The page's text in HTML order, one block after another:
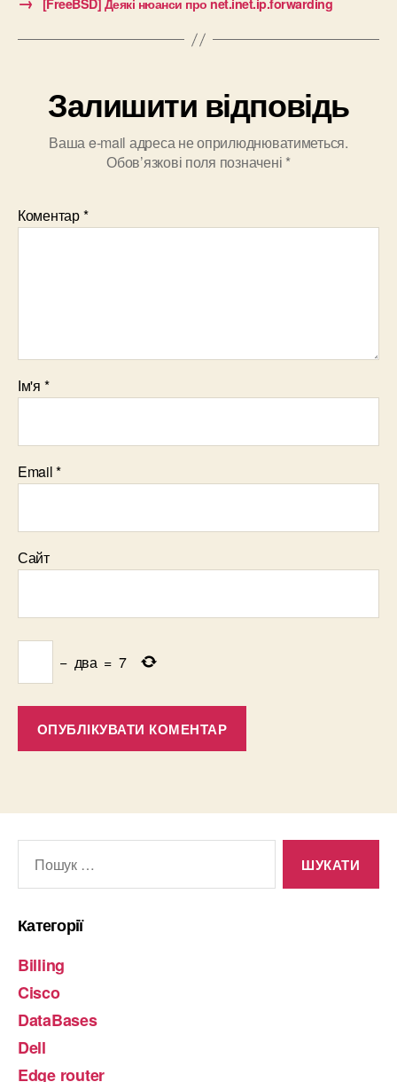
[FreeBSD] Деякі нюанси про net.inet.ip.forwarding
Залишити відповідь
Ваша e-mail адреса не оприлюднюватиметься.
Обов’язкові поля позначені *
Коментар*
Ім'я *
Email*
Сайт
− два = 7
Категорії
Billing
Cisco
DataBases
Dell
Edge router